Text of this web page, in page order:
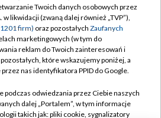
Abonament TVP
Sklep TVP
Biuro Reklamy
Handlowa
Emisja w TVP
Regulamin TVP
prywatności
Moje zgody
Biuro reklamy
Twoich danych osobowych przez
w likwidacji (zwaną dalej również „TVP”),
firm) oraz pozostałych Zaufanych
marketingowych (w tym do
reklam do Twoich zainteresowań i
które wskazujemy poniżej, a
nas identyfikatora PPID do Google.
podczas odwiedzania przez Ciebie naszych
dalej „Portalem”, w tym informacje
takich jak: pliki cookie, sygnalizatory